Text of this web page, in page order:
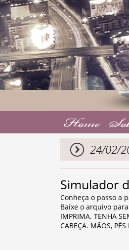
Home24/02/
Simulador
Conheça o passo a
Baixe o arquivo
IMPRIMA. TENHA
CABEÇA. MÃOS,